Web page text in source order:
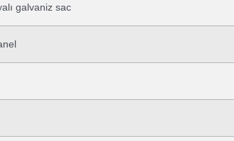
galvaniz sac